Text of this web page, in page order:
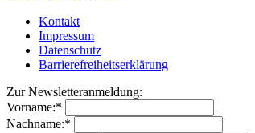
Kontakt
Impressum
Datenschutz
Barrierefreiheitserklärung
Zur Newsletteranmeldung:
Vorname:*
Nachname:*